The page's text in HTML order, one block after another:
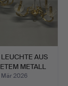
AUS
METALL
2026